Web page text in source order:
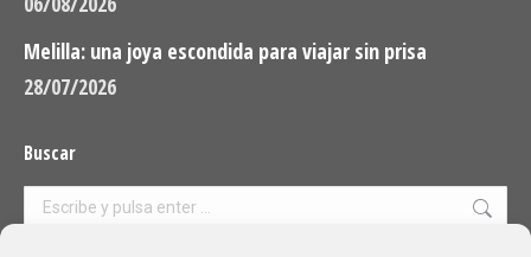
Melilla: una joya escondida para viajar sin prisa
28/07/2026
Buscar
Buscar: